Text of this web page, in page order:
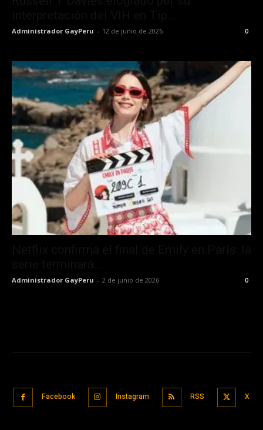
Administrador GayPeru - 12 de junio de 2026 0
Administrador GayPeru - 2 de junio de 2026 0
Facebook Instagram RSS X